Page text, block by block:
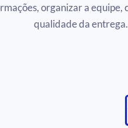
organizar a equipe,
qualidade da entrega.